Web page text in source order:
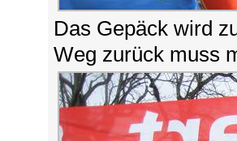
Das Gepäck wird
Weg zurück muss